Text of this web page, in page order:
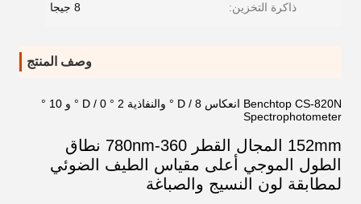
ذاكرة التخزين: 8 جيجا
وصف المنتج
Benchtop CS-820N انعكاس D / 8 ° والنفاذية D / 0 ° 2 ° و 10 °
Spectrophotometer
152mm المجال القطر 360-780nm نطاق
الطول الموجي أعلى مقياس الطيف الضوئي
لمطابقة لون النسيج والصباغة